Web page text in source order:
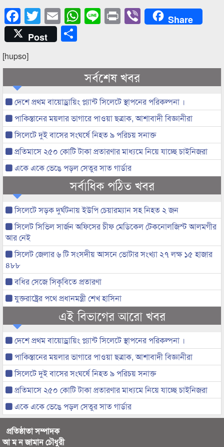
Facebook
Twitter
EmailWhatsApp
LinePrintViberShare
Post
[hupso]
সর্বশেষ খবর
দেশে প্রথম বায়োড্রায়িং প্ল্যান্ট সিলেটে স্থাপনের পরিকল্পনা ।
পাকিস্তানের ময়লার ভাগারে পাওয়া ছত্রাক, আশাবাদী বিজ্ঞানীরা
সিলেটে দুই বাসের সংঘর্ষে নিহত ৯ পরিচয় সনাক্ত
প্রতিমাসে ২৫০ কোটি টাকা প্রতারণার মাধ্যমে নিয়ে যাচ্ছে চাইনিজরা
একে একে ভেঙে পড়ল সেতুর সাত গার্ডার
সর্বাধিক পঠিত খবর
সিলেটে সড়ক দুর্ঘটনায় ইউপি চেয়ারম্যান সহ নিহত ২ জন
সিলেট সিভিল সার্জন অফিসের চীফ মেডিকেল টেকনোলজিস্ট আলমগীর
আর নেই
সিলেট জেলার ৬ টি সংসদীয় আসনে ভোটার সংখ্যা ২৭ লক্ষ ১৫ হাজার
৪৮৮
বধির সেজে সিকৃবিতে প্রতারণা
যুক্তরাষ্ট্রের পথে প্রধানমন্ত্রী শেখ হাসিনা
এই বিভাগের আরো খবর
দেশে প্রথম বায়োড্রায়িং প্ল্যান্ট সিলেটে স্থাপনের পরিকল্পনা ।
পাকিস্তানের ময়লার ভাগারে পাওয়া ছত্রাক, আশাবাদী বিজ্ঞানীরা
সিলেটে দুই বাসের সংঘর্ষে নিহত ৯ পরিচয় সনাক্ত
প্রতিমাসে ২৫০ কোটি টাকা প্রতারণার মাধ্যমে নিয়ে যাচ্ছে চাইনিজরা
একে একে ভেঙে পড়ল সেতুর সাত গার্ডার
প্রতিষ্ঠাতা সম্পাদক
আ ম ন জামান চৌধুরী